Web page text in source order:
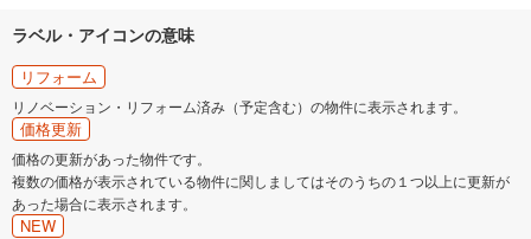
安曇野市
南佐久郡南牧村
北佐久郡御代田町 北佐久郡立科町
ラベル・アイコンの意味
リフォーム
リノベーション・リフォーム済み（予定含む）の物件に表示されます。
価格更新
価格の更新があった物件です。
複数の価格が表示されている物件に関しましてはそのうちの１つ以上に更新が
あった場合に表示されます。
NEW